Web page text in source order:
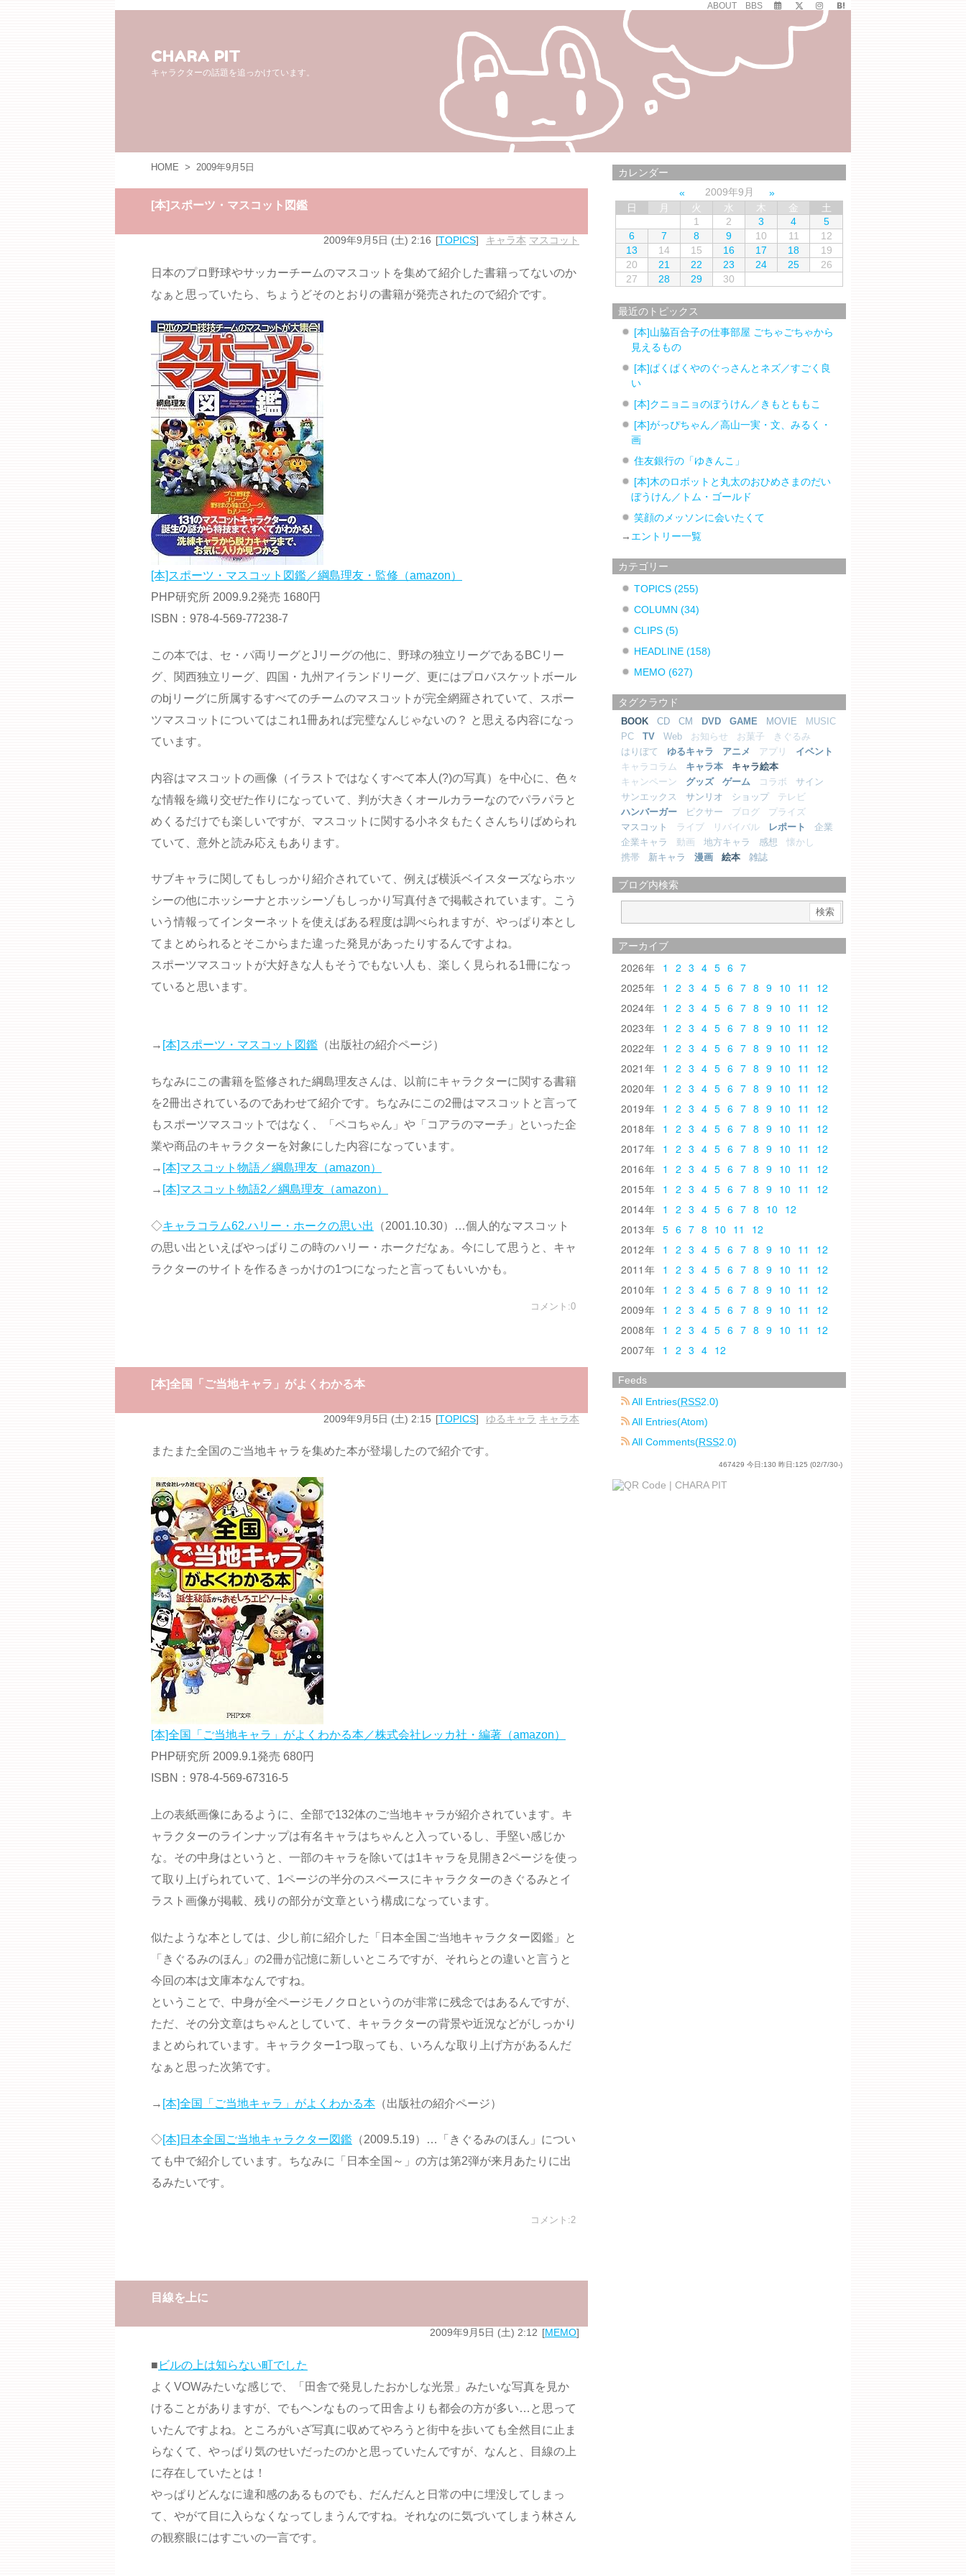
ABOUT BBS
CHARA PIT
キャラクターの話題を追っかけています。
HOME > 2009年9月5日
[本]スポーツ・マスコット図鑑
2009年9月5日 (土) 2:16 TOPICS キャラ本 マスコット
日本のプロ野球やサッカーチームのマスコットを集めて紹介した書籍ってないのか
なぁと思っていたら、ちょうどそのとおりの書籍が発売されたので紹介です。
[本]スポーツ・マスコット図鑑／綱島理友・監修（amazon）
PHP研究所 2009.9.2発売 1680円
ISBN：978-4-569-77238-7
この本では、セ・パ両リーグとJリーグの他に、野球の独立リーグであるBCリー
グ、関西独立リーグ、四国・九州アイランドリーグ、更にはプロバスケットボール
のbjリーグに所属するすべてのチームのマスコットが完全網羅されていて、スポー
ツマスコットについてはこれ1冊あれば完璧なんじゃないの？ と思える内容になっ
ています。
内容はマスコットの画像（イラストではなくすべて本人(?)の写真）を中心に、色々
な情報を織り交ぜた作りになっていて、判が大きくオールカラーなのでパラパラと
めくるだけでも楽しいですが、マスコットに関する小ネタもたくさんちりばめられ
ていて、意外と読み応えもあります。
サブキャラに関してもしっかり紹介されていて、例えば横浜ベイスターズならホッ
シーの他にホッシーナとホッシーゾもしっかり写真付きで掲載されています。こう
いう情報ってインターネットを使えばある程度は調べられますが、やっぱり本とし
てまとめられるとそこからまた違った発見があったりするんですよね。
スポーツマスコットが大好きな人もそうでもない人も、楽しく見られる1冊になっ
ていると思います。
→ [本]スポーツ・マスコット図鑑 （出版社の紹介ページ）
ちなみにこの書籍を監修された綱島理友さんは、以前にキャラクターに関する書籍
を2冊出されているのであわせて紹介です。ちなみにこの2冊はマスコットと言って
もスポーツマスコットではなく、「ペコちゃん」や「コアラのマーチ」といった企
業や商品のキャラクターを対象にした内容になっています。
→ [本]マスコット物語／綱島理友（amazon）
→ [本]マスコット物語2／綱島理友（amazon）
◇キャラコラム62.ハリー・ホークの思い出
（2001.10.30）…個人的なマスコット
の思い出といえばやっぱりこの時のハリー・ホークだなぁ。今にして思うと、キャ
ラクターのサイトを作るきっかけの1つになったと言ってもいいかも。
コメント:0
[本]全国「ご当地キャラ」がよくわかる本
2009年9月5日 (土) 2:15 TOPICS ゆるキャラ キャラ本
またまた全国のご当地キャラを集めた本が登場したので紹介です。
[本]全国「ご当地キャラ」がよくわかる本／株式会社レッカ社・編著（amazon）
PHP研究所 2009.9.1発売 680円
ISBN：978-4-569-67316-5
上の表紙画像にあるように、全部で132体のご当地キャラが紹介されています。キ
ャラクターのラインナップは有名キャラはちゃんと入っているし、手堅い感じか
な。その中身はというと、一部のキャラを除いては1キャラを見開き2ページを使っ
て取り上げられていて、1ページの半分のスペースにキャラクターのきぐるみとイ
ラスト画像が掲載、残りの部分が文章という構成になっています。
似たような本としては、少し前に紹介した「日本全国ご当地キャラクター図鑑」と
「きぐるみのほん」の2冊が記憶に新しいところですが、それらとの違いと言うと
今回の本は文庫本なんですね。
ということで、中身が全ページモノクロというのが非常に残念ではあるんですが、
ただ、その分文章はちゃんとしていて、キャラクターの背景や近況などがしっかり
まとめられています。キャラクター1つ取っても、いろんな取り上げ方があるんだ
なぁと思った次第です。
→ [本]全国「ご当地キャラ」がよくわかる本 （出版社の紹介ページ）
◇[本]日本全国ご当地キャラクター図鑑 （2009.5.19）…「きぐるみのほん」につい
ても中で紹介しています。ちなみに「日本全国～」の方は第2弾が来月あたりに出
るみたいです。
コメント:2
目線を上に
2009年9月5日 (土) 2:12 MEMO
■ ビルの上は知らない町でした
よくVOWみたいな感じで、「田舎で発見したおかしな光景」みたいな写真を見か
けることがありますが、でもヘンなものって田舎よりも都会の方が多い…と思って
いたんですよね。ところがいざ写真に収めてやろうと街中を歩いても全然目に止ま
らなくて、やっぱり気のせいだったのかと思っていたんですが、なんと、目線の上
に存在していたとは！
やっぱりどんなに違和感のあるものでも、だんだんと日常の中に埋没してしまっ
て、やがて目に入らなくなってしまうんですね。それなのに気づいてしまう林さん
の観察眼にはすごいの一言です。
カレンダー
2009年9月
日
月 火 水 木 金
土
1
2 3 4
5
6
7 8 9 10 11
12
13
14 15 16 17 18
19
20
21 22 23 24 25
26
27
28 29 30
最近のトピックス
[本]山脇百合子の仕事部屋 ごちゃごちゃから
見えるもの
[本]ぱくぱくやのぐっさんとネズ／すごく良
い
[本]クニョニョのぼうけん／きもとももこ
[本]がっぴちゃん／高山一実・文、みるく・
画
住友銀行の「ゆきんこ」
[本]木のロボットと丸太のおひめさまのだい
ぼうけん／トム・ゴールド
笑顔のメッソンに会いたくて
→ エントリー一覧
カテゴリー
TOPICS(255)
COLUMN(34)
CLIPS(5)
HEADLINE(158)
MEMO(627)
タグクラウド
BOOK CD CM DVD GAME MOVIE
MUSIC
PC
TV Web お知らせ お菓子
きぐるみ
はりぼて
ゆるキャラ アニメ アプリ
イベント
キャラコラム
キャラ本
キャラ絵本
キャンペーン
グッズ ゲーム コラボ
サイン
サンエックス
サンリオ ショップ
テレビ
ハンバーガー
ピクサー ブログ
プライズ
マスコット
ライブ リバイバル レポート
企業
企業キャラ
動画 地方キャラ 感想
懐かし
携帯
新キャラ 漫画 絵本 雑誌
ブログ内検索
アーカイブ
2026 1 2 3 4 5 6 7
2025
1 2 3 4 5 6 7 8 9 10 11
12
2024
1 2 3 4 5 6 7 8 9 10 11
12
2023
1 2 3 4 5 6 7 8 9 10 11
12
2022
1 2 3 4 5 6 7 8 9 10 11
12
2021
1 2 3 4 5 6 7 8 9 10 11
12
2020
1 2 3 4 5 6 7 8 9 10 11
12
2019
1 2 3 4 5 6 7 8 9 10 11
12
2018
1 2 3 4 5 6 7 8 9 10 11
12
2017
1 2 3 4 5 6 7 8 9 10 11
12
2016
1 2 3 4 5 6 7 8 9 10 11
12
2015
1 2 3 4 5 6 7 8 9 10 11
12
2014
1 2 3 4 5 6 7 8 10 12
2013
5 6 7 8 10 11
12
2012
1 2 3 4 5 6 7 8 9 10 11
12
2011
1 2 3 4 5 6 7 8 9 10 11
12
2010
1 2 3 4 5 6 7 8 9 10 11
12
2009
1 2 3 4 5 6 7 8 9 10 11
12
2008
1 2 3 4 5 6 7 8 9 10 11
12
2007
1 2 3 4 12
Feeds
All Entries(RSS2.0)
All Entries(Atom)
All Comments(RSS2.0)
467429 今日:130 昨日:125 (02/7/30-)